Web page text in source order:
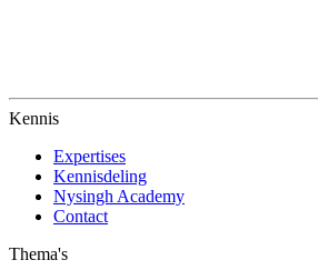
Kennis
Expertises
Kennisdeling
Nysingh Academy
Contact
Thema's